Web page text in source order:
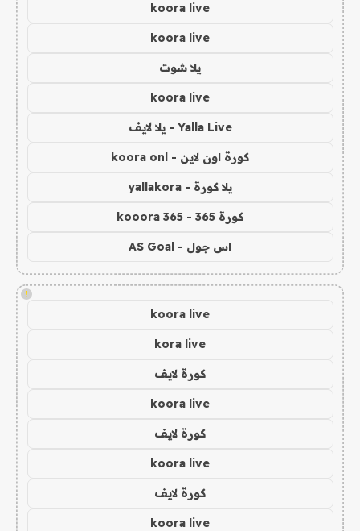
koora live
koora live
يلا شوت
koora live
Yalla Live - يلا لايف
كورة اون لاين - koora onl
يلا كورة - yallakora
كورة 365 - kooora 365
اس جول - AS Goal
!
koora live
kora live
كورة لايف
koora live
كورة لايف
koora live
كورة لايف
koora live